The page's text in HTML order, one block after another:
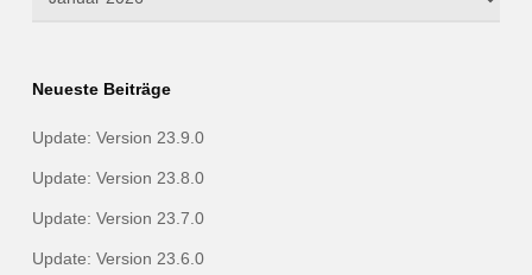
Neueste Beiträge
Update: Version 23.9.0
Update: Version 23.8.0
Update: Version 23.7.0
Update: Version 23.6.0